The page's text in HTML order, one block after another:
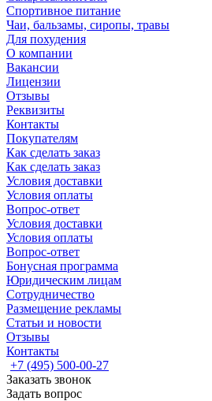
Спортивное питание
Чаи, бальзамы, сиропы, травы
Для похудения
О компании
Вакансии
Лицензии
Отзывы
Реквизиты
Контакты
Покупателям
Как сделать заказ
Как сделать заказ
Условия доставки
Условия оплаты
Вопрос-ответ
Условия доставки
Условия оплаты
Вопрос-ответ
Бонусная программа
Юридическим лицам
Сотрудничество
Размещение рекламы
Статьи и новости
Отзывы
Контакты
+7 (495) 500-00-27
Заказать звонок
Задать вопрос